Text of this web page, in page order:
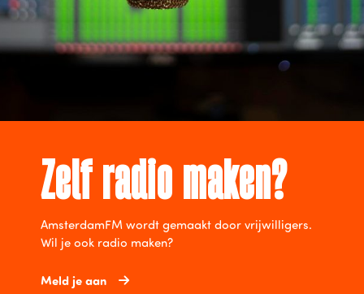
Zelf radio maken?
AmsterdamFM wordt gemaakt door vrijwilligers.
Wil je ook radio maken?
Meld je aan